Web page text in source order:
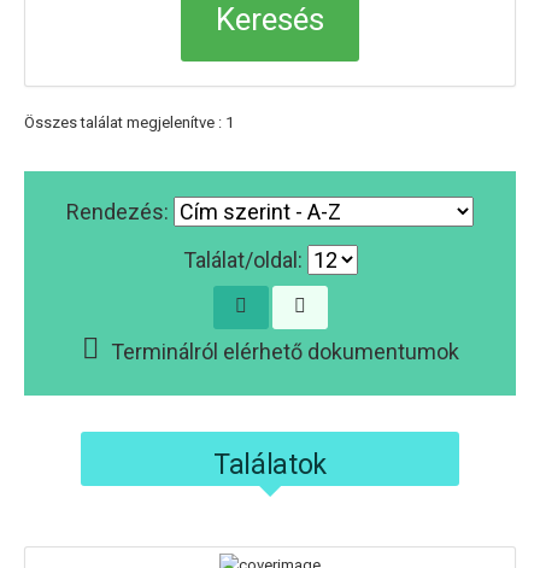
Összes találat megjelenítve : 1
Rendezés:
Találat/oldal:
Terminálról elérhető dokumentumok
Találatok